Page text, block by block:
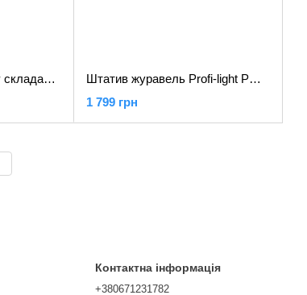
Тримач для телефону складаний Apexel APL-FL20 з кільцевим світлом на 26 см 2700-5500K Ra 97+
Штатив журавель Profi-light PR-165 з LED світлом MM-240 Ra 95+ для зйомки зверху
1 799 грн
Контактна інформація
+380671231782